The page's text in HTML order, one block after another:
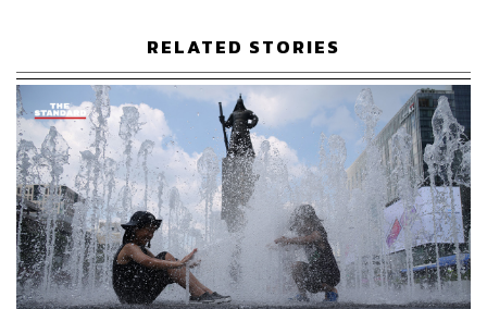
อุณหภูมิต่ำสุด 26-28 องศาเซลเซียส อุณหภูมิสูงสุด 39-42
องศาเซลเซียส ลมใต้ความเร็ว 10-30 กม./ชม.
ภาคตะวันออกอากาศร้อนและร้อนจัดบางพื้นที่ โดยมีพายุฝน
ฟ้าคะนองร้อยละ 10 ของพื้นที่ กับมีลมกระโชกแรงบางแห่ง
ส่วนมากบริเวณจังหวัดฉะเชิงเทรา ปราจีนบุรี สระแก้ว ชลบุรี
จันทบุรี และตราด อุณหภูมิต่ำสุด 25-30 องศาเซลเซียส
อุณหภูมิสูงสุด 34-40 องศาเซลเซียส ลมตะวันออกเฉียงใต้
ความเร็ว 10-30 กม./ชม. ทะเลมีคลื่นต่ำกว่า 1 เมตร บริเวณที่
มีฝนฟ้าคะนองคลื่นสูงประมาณ 1 เมตร
RELATED STORIES